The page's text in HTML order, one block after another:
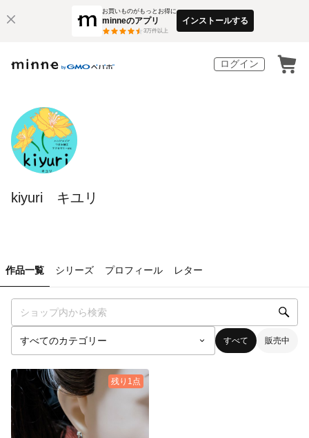
お買いものがもっとお得に
minneのアプリ
3万件以上
インストールする
ログイン
kiyuri キユリ
作品一覧 シリーズ プロフィール レター
すべて 販売中
残り1点